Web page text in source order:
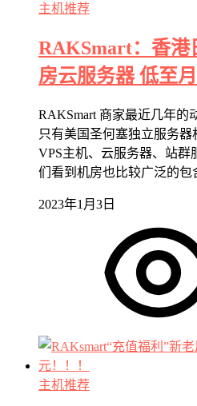
主机推荐
RAKSmart：香港
房云服务器 低至
RAKSmart 商家最近几年的
只有美国圣何塞独立服务
VPS主机、云服务器、站
们看到机房也比较广泛的
2023年1月3日
主机推荐